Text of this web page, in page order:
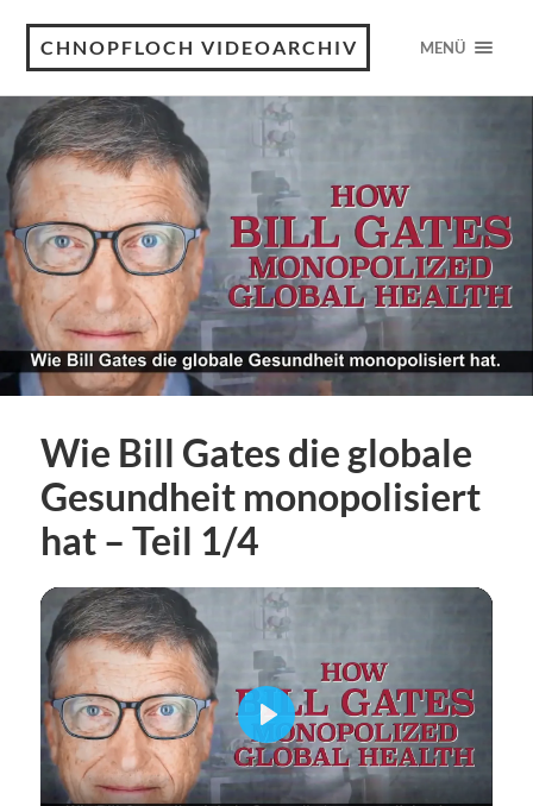
CHNOPFLOCH VIDEOARCHIV MENÜ
Wie Bill Gates die globale
Gesundheit monopolisiert
hat – Teil 1/4
Abspielen